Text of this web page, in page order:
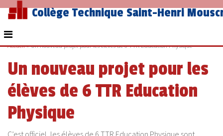
Collège Technique Saint-Henri
Accueil»Un nouveau projet pour les élèves de 6 TTR Education Physique
Un nouveau projet pour les
élèves de 6 TTR Education
Physique
C’est officiel, les élèves de 6 TTR Education Physique sont